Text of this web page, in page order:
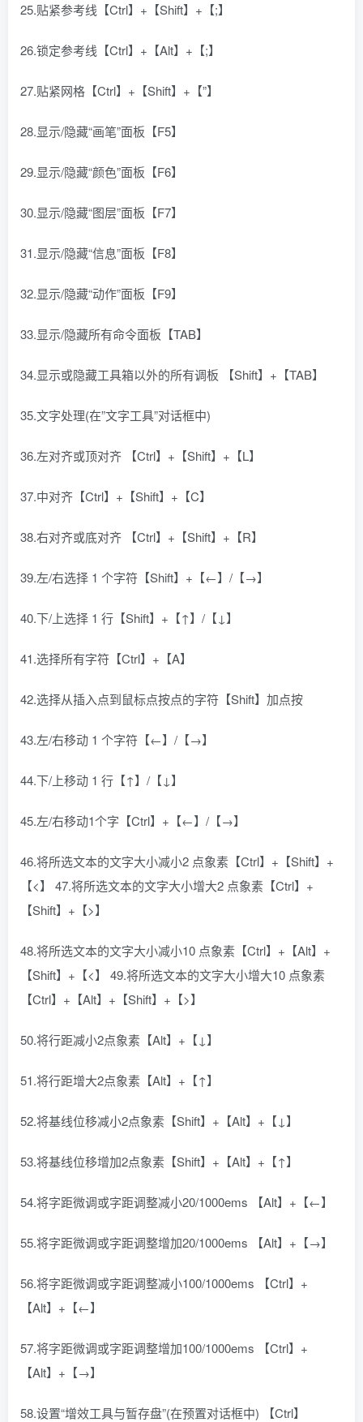
25.贴紧参考线【Ctrl】+【Shift】+【;】
26.锁定参考线【Ctrl】+【Alt】+【;】
27.贴紧网格【Ctrl】+【Shift】+【”】
28.显示/隐藏“画笔”面板【F5】
29.显示/隐藏“颜色”面板【F6】
30.显示/隐藏“图层”面板【F7】
31.显示/隐藏“信息”面板【F8】
32.显示/隐藏“动作”面板【F9】
33.显示/隐藏所有命令面板【TAB】
34.显示或隐藏工具箱以外的所有调板 【Shift】+【TAB】
35.文字处理(在”文字工具”对话框中)
36.左对齐或顶对齐 【Ctrl】+【Shift】+【L】
37.中对齐【Ctrl】+【Shift】+【C】
38.右对齐或底对齐 【Ctrl】+【Shift】+【R】
39.左/右选择 1 个字符【Shift】+【←】/【→】
40.下/上选择 1 行【Shift】+【↑】/【↓】
41.选择所有字符【Ctrl】+【A】
42.选择从插入点到鼠标点按点的字符【Shift】加点按
43.左/右移动 1 个字符【←】/【→】
44.下/上移动 1 行【↑】/【↓】
45.左/右移动1个字【Ctrl】+【←】/【→】
46.将所选文本的文字大小减小2 点象素【Ctrl】+【Shift】+
【<】 47.将所选文本的文字大小增大2 点象素【Ctrl】+
【Shift】+【>】
48.将所选文本的文字大小减小10 点象素【Ctrl】+【Alt】+
【Shift】+【<】 49.将所选文本的文字大小增大10 点象素
【Ctrl】+【Alt】+【Shift】+【>】
50.将行距减小2点象素【Alt】+【↓】
51.将行距增大2点象素【Alt】+【↑】
52.将基线位移减小2点象素【Shift】+【Alt】+【↓】
53.将基线位移增加2点象素【Shift】+【Alt】+【↑】
54.将字距微调或字距调整减小20/1000ems 【Alt】+【←】
55.将字距微调或字距调整增加20/1000ems 【Alt】+【→】
56.将字距微调或字距调整减小100/1000ems 【Ctrl】+
【Alt】+【←】
57.将字距微调或字距调整增加100/1000ems 【Ctrl】+
【Alt】+【→】
58.设置“增效工具与暂存盘”(在预置对话框中) 【Ctrl】